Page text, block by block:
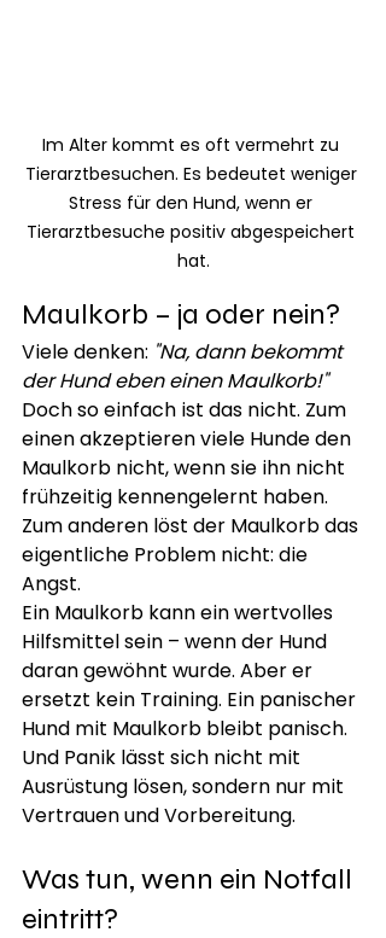
Im Alter kommt es oft vermehrt zu
Tierarztbesuchen. Es bedeutet weniger
Stress für den Hund, wenn er
Tierarztbesuche positiv abgespeichert
hat.
Maulkorb – ja oder nein?
Viele denken: "Na, dann bekommt
der Hund eben einen Maulkorb!"
Doch so einfach ist das nicht. Zum
einen akzeptieren viele Hunde den
Maulkorb nicht, wenn sie ihn nicht
frühzeitig kennengelernt haben.
Zum anderen löst der Maulkorb das
eigentliche Problem nicht: die
Angst.
Ein Maulkorb kann ein wertvolles
Hilfsmittel sein – wenn der Hund
daran gewöhnt wurde. Aber er
ersetzt kein Training. Ein panischer
Hund mit Maulkorb bleibt panisch.
Und Panik lässt sich nicht mit
Ausrüstung lösen, sondern nur mit
Vertrauen und Vorbereitung.
Was tun, wenn ein Notfall
eintritt?